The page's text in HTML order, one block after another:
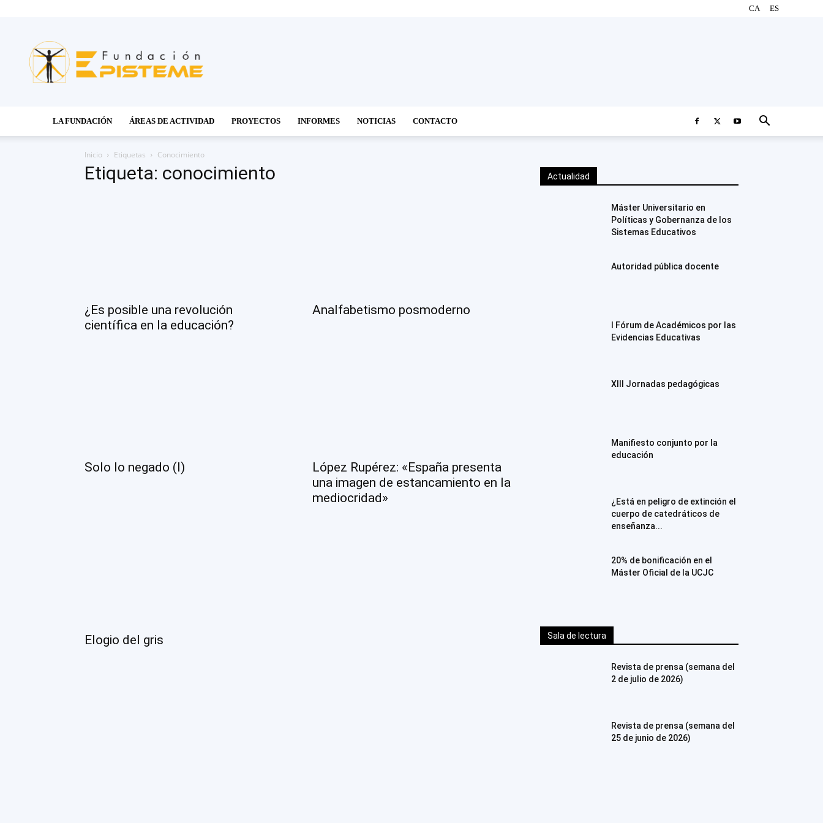
CA ES
Episteme
LA FUNDACIÓN ÁREAS DE ACTIVIDAD PROYECTOS INFORMES NOTICIAS CONTACTO
Inicio Etiquetas Conocimiento
Etiqueta: conocimiento
¿Es posible una revolución
científica en la educación?
Analfabetismo posmoderno
Solo lo negado (I)
López Rupérez: «España presenta
una imagen de estancamiento en la
mediocridad»
Elogio del gris
Actualidad
Máster Universitario en
Políticas y Gobernanza de los
Sistemas Educativos
Autoridad pública docente
I Fórum de Académicos por las
Evidencias Educativas
XIII Jornadas pedagógicas
Manifiesto conjunto por la
educación
¿Está en peligro de extinción el
cuerpo de catedráticos de
enseñanza...
20% de bonificación en el
Máster Oficial de la UCJC
Sala de lectura
Revista de prensa (semana del
2 de julio de 2026)
Revista de prensa (semana del
25 de junio de 2026)